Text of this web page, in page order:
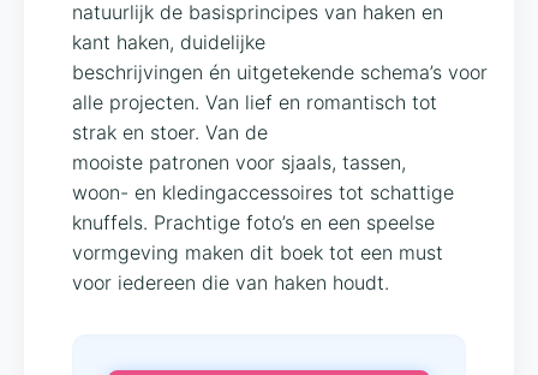
natuurlijk de basisprincipes van haken en
kant haken, duidelijke
beschrijvingen én uitgetekende schema’s voor
alle projecten. Van lief en romantisch tot
strak en stoer. Van de
mooiste patronen voor sjaals, tassen,
woon- en kledingaccessoires tot schattige
knuffels. Prachtige foto’s en een speelse
vormgeving maken dit boek tot een must
voor iedereen die van haken houdt.